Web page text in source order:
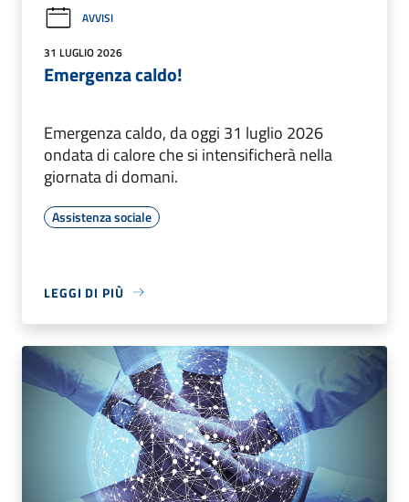
AVVISI
31 LUGLIO 2026
Emergenza caldo!
Emergenza caldo, da oggi 31 luglio 2026
ondata di calore che si intensificherà nella
giornata di domani.
Assistenza sociale
LEGGI DI PIÙ